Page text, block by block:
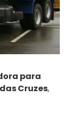
para
Cruzes,